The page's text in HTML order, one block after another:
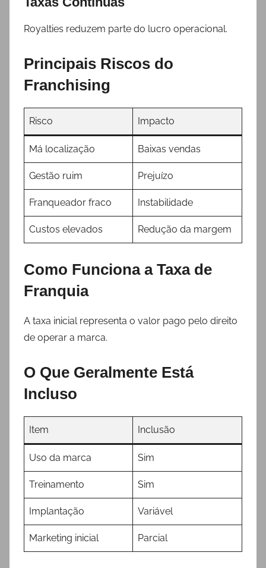
Royalties reduzem parte do lucro operacional.
Principais Riscos do
Franchising
Risco Impacto
Má localização Baixas vendas
Gestão ruim Prejuízo
Franqueador fraco Instabilidade
Custos elevados Redução da margem
Como Funciona a Taxa de
Franquia
A taxa inicial representa o valor pago pelo direito
de operar a marca.
O Que Geralmente Está
Incluso
Item Inclusão
Uso da marca Sim
Treinamento Sim
Implantação Variável
Marketing inicial Parcial